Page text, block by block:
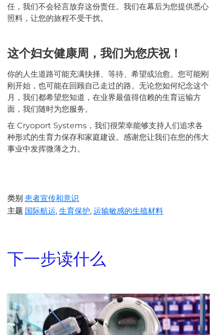
任，我们不会轻言放弃这份责任。我们在幕后为您提供悉心
照料，让您的旅程不受干扰。
这个妇女健康周，我们为您庆祝！
你的人生道路可能充满抉择、等待、希望或治愈。您可能刚
刚开始，也可能在回顾自己走过的路。无论您如何纪念这个
月，我们都希望您知道，在业界最值得信赖的生育运输方
面，我们随时为您服务。
在 Cryoport Systems，我们很荣幸能够支持人们追求各
种形式的生育力保存和家庭建设。感谢您让我们在您的伟大
事业中发挥微薄之力。
类别 患者宣传和意识
主题 国际航运, 生育保护, 运输敏感的生殖材料
下一步读什么